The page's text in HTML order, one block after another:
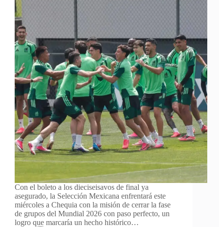
Con el boleto a los dieciseisavos de final ya
asegurado, la Selección Mexicana enfrentará este
miércoles a Chequia con la misión de cerrar la fase
de grupos del Mundial 2026 con paso perfecto, un
logro que marcaría un hecho histórico…